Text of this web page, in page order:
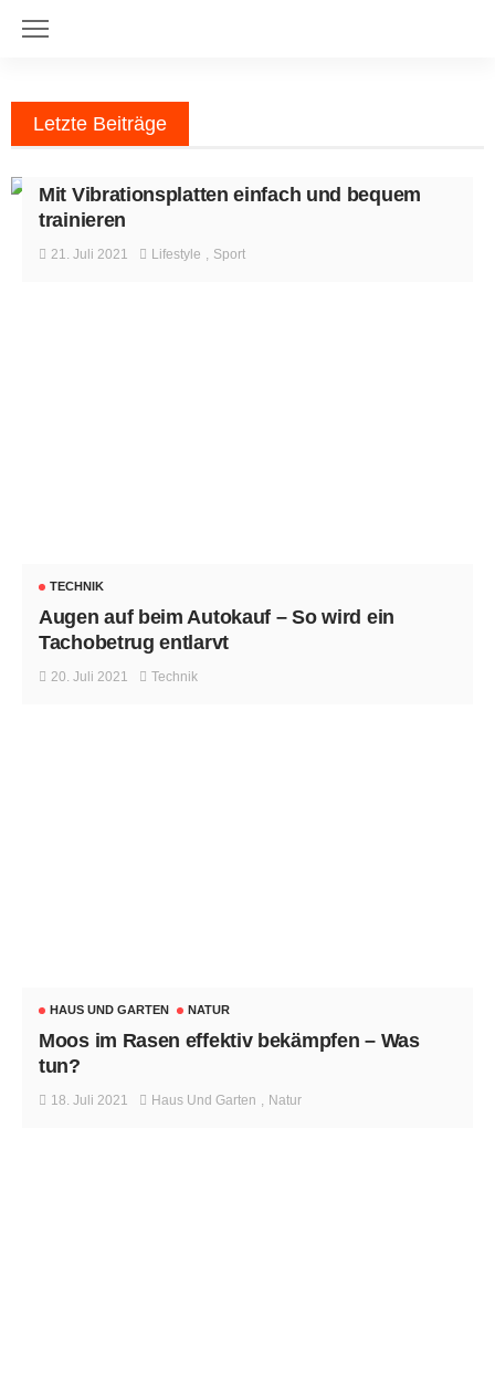
Letzte Beiträge
Mit Vibrationsplatten einfach und bequem
trainieren
21. Juli 2021 Lifestyle Sport
TECHNIK
Augen auf beim Autokauf – So wird ein
Tachobetrug entlarvt
20. Juli 2021 Technik
HAUS UND GARTEN NATUR
Moos im Rasen effektiv bekämpfen – Was
tun?
18. Juli 2021 Haus Und Garten Natur